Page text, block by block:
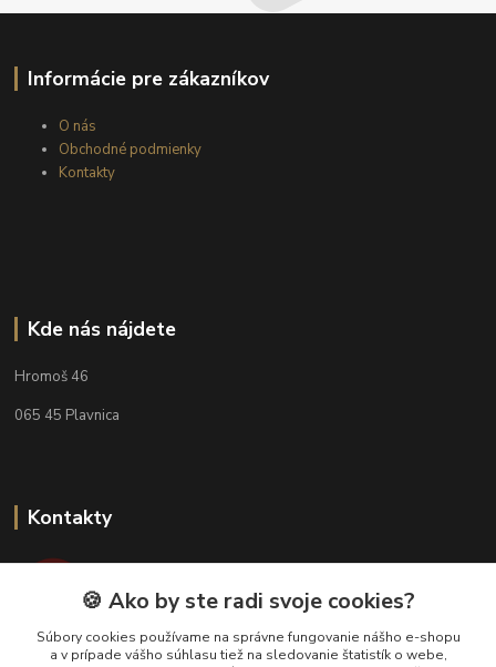
Informácie pre zákazníkov
O nás
Obchodné podmienky
Kontakty
Kde nás nájdete
Hromoš 46
065 45 Plavnica
Kontakty
svieckyanna
🍪 Ako by ste radi svoje cookies?
Súbory cookies používame na správne fungovanie nášho e-shopu
a v prípade vášho súhlasu tiež na sledovanie štatistík o webe,